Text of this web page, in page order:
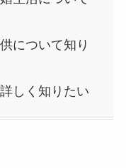
について知り
しく知りたい